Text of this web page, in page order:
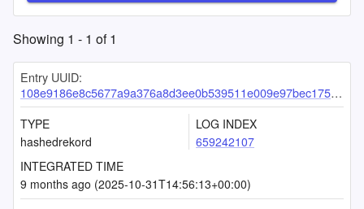
Showing 1 - 1 of1
Entry UUID:
108e9186e8c5677a9a376a8d3ee0b539511e009e97bec175fda6a261f6d2879e0ab6b1a3a30b6c1a
TYPE
hashedrekord
LOG INDEX
659242107
INTEGRATED TIME
9 months ago (2025-10-31T14:56:13+00:00)